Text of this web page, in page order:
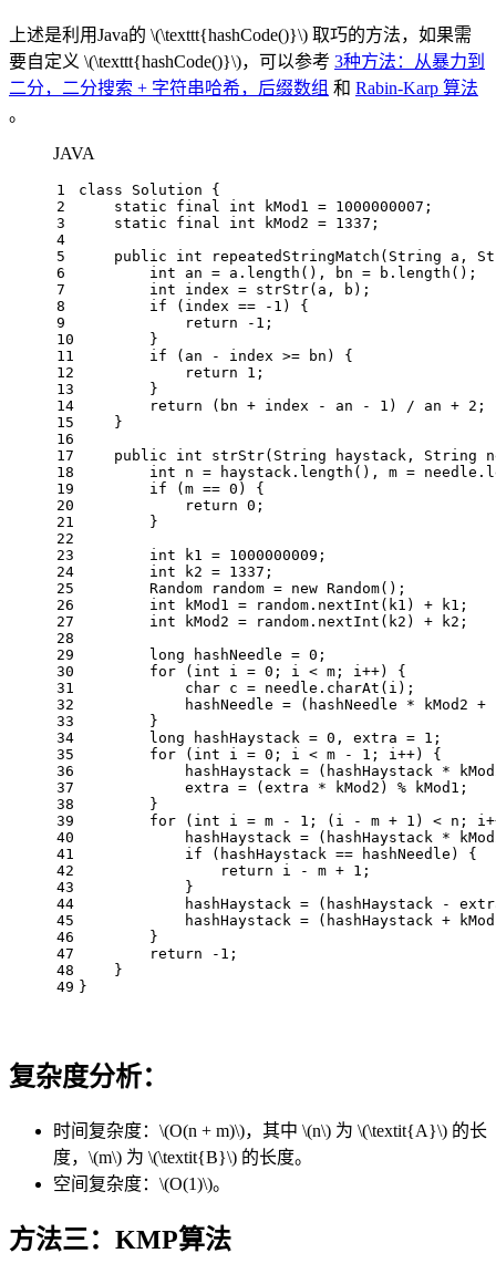
上述是利用Java的 \(\texttt{hashCode()}\) 取巧的方法，如果需
要自定义 \(\texttt{hashCode()}\)，可以参考 3种方法：从暴力到
二分，二分搜索 + 字符串哈希，后缀数组 和 Rabin-Karp 算法
。
JAVA
1
2
3
4
5
6
7
8
9
10
11
12
13
14
15
16
17
18
19
20
21
22
23
24
25
26
27
28
29
30
31
32
33
34
35
36
37
38
39
40
41
42
43
44
45
46
47
48
49
class Solution {
static
final int kMod1 = 1000000007 ;
static
final int kMod2 = 1337 ;
public
int repeatedStringMatch (String a,
int
an = a.length(), bn = b.length();
int
index = strStr(a, b);
if (index == - 1 ) {
return - 1 ;
        }
if (an - index >= bn) {
return
1 ;
        }
return (bn + index - an - 1 ) / an + 2 ;
    }
public
int strStr(String haystack, String
int
n = haystack.length(), m =
if (m == 0 ) {
return 0 ;
        }
int
k1 = 1000000009 ;
int
k2 = 1337 ;
Random
random = new Random();
int
kMod1 = random.nextInt(k1) + k1;
int
kMod2 = random.nextInt(k2) + k2;
long
hashNeedle = 0 ;
for ( int i = 0 ; i < m; i++) {
char c = needle.charAt(i);
hashNeedle = (hashNeedle * kMod2 +
        }
long
hashHaystack = 0 , extra = 1 ;
for ( int i = 0 ; i < m - 1 ; i++) {
hashHaystack = (hashHaystack *
            extra = (extra * kMod2) % kMod1;
        }
for ( int i = m - 1 ; (i - m + 1 ) < n;
hashHaystack = (hashHaystack *
if (hashHaystack == hashNeedle) {
return i - m + 1 ;
            }
hashHaystack = (hashHaystack -
hashHaystack = (hashHaystack +
        }
return - 1 ;
    }
}
复杂度分析：
时间复杂度： \(O(n + m)\)，其中 \(n\) 为 \(\textit{A}\) 的长
度， \(m\) 为 \(\textit{B}\) 的长度。
空间复杂度： \(O(1)\)。
方法三：KMP算法